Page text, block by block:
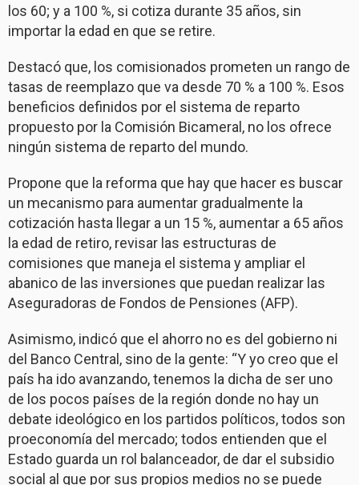
los 60; y a 100 %, si cotiza durante 35 años, sin
importar la edad en que se retire.
Destacó que, los comisionados prometen un rango de
tasas de reemplazo que va desde 70 % a 100 %. Esos
beneficios definidos por el sistema de reparto
propuesto por la Comisión Bicameral, no los ofrece
ningún sistema de reparto del mundo.
Propone que la reforma que hay que hacer es buscar
un mecanismo para aumentar gradualmente la
cotización hasta llegar a un 15 %, aumentar a 65 años
la edad de retiro, revisar las estructuras de
comisiones que maneja el sistema y ampliar el
abanico de las inversiones que puedan realizar las
Aseguradoras de Fondos de Pensiones (AFP).
Asimismo, indicó que el ahorro no es del gobierno ni
del Banco Central, sino de la gente: “Y yo creo que el
país ha ido avanzando, tenemos la dicha de ser uno
de los pocos países de la región donde no hay un
debate ideológico en los partidos políticos, todos son
proeconomía del mercado; todos entienden que el
Estado guarda un rol balanceador, de dar el subsidio
social al que por sus propios medios no se puede